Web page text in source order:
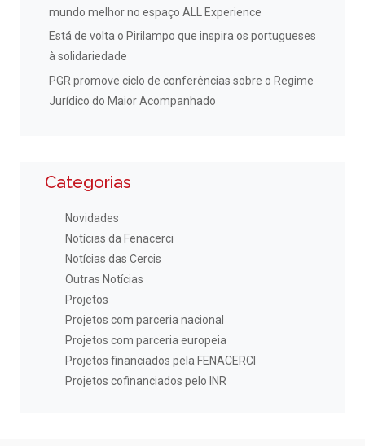
mundo melhor no espaço ALL Experience
Está de volta o Pirilampo que inspira os portugueses
à solidariedade
PGR promove ciclo de conferências sobre o Regime
Jurídico do Maior Acompanhado
Categorias
Novidades
Notícias da Fenacerci
Notícias das Cercis
Outras Notícias
Projetos
Projetos com parceria nacional
Projetos com parceria europeia
Projetos financiados pela FENACERCI
Projetos cofinanciados pelo INR